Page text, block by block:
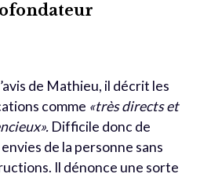
de Mathieu, il décrit les
comme «très directs et
Difficile donc de
de la personne sans
Il dénonce une sorte